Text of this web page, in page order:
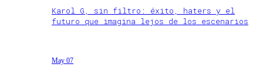
Karol G, sin filtro: éxito, haters y el
futuro que imagina lejos de los escenarios
May 07